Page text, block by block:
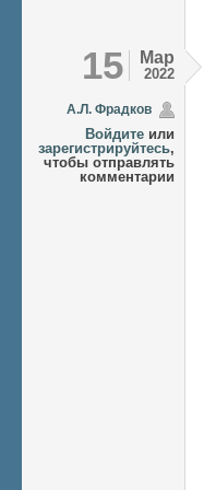
15 Мар
2022
А.Л. Фрадков
Войдите или
зарегистрируйтесь,
чтобы отправлять
комментарии